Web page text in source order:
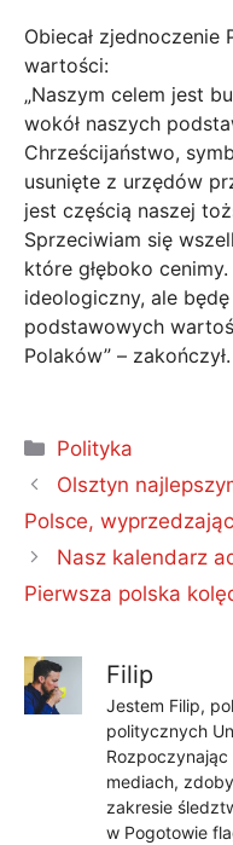
Obiecał zjednoczenie
wartości:
„Naszym celem jest
wokół naszych
Chrześcijaństwo,
usunięte z urzędów
jest częścią naszej
Sprzeciwiam się
które głęboko
ideologiczny, ale
podstawowych
Polaków” – zakończył.
Kategorie
Polityka
Olsztyn
Polsce,
Nasz kalendarz
Pierwsza polska
Filip
Jestem Filip,
politycznych
mediach,
zakresie
w Pogotowie